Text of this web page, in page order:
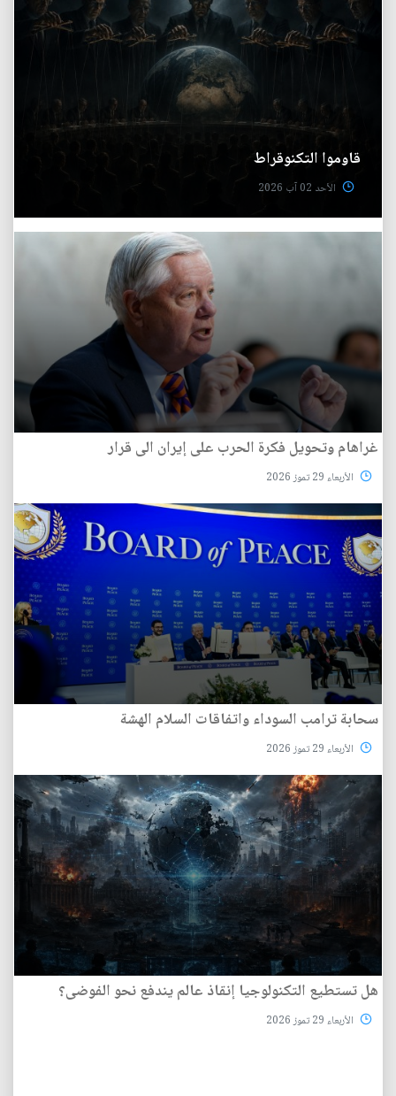
قاوموا التكنوقراط
الأحد 02 آب 2026
غراهام وتحويل فكرة الحرب على إيران الى قرار
الأربعاء 29 تموز 2026
سحابة ترامب السوداء واتفاقات السلام الهشة
الأربعاء 29 تموز 2026
هل تستطيع التكنولوجيا إنقاذ عالم يندفع نحو الفوضى؟
الأربعاء 29 تموز 2026